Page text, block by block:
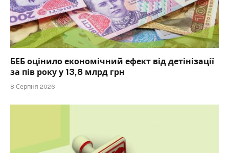
БЕБ оцінило економічний ефект від детінізації
за пів року у 13,8 млрд грн
8 Серпня 2026